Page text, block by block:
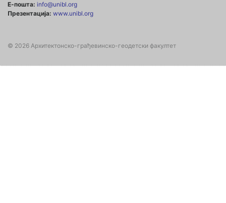
Е-пошта: info@unibl.org
Презентација: www.unibl.org
© 2026 Архитектонско-грађевинско-геодетски факултет